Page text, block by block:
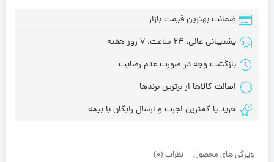
ضمانت بهترین قیمت بازار
پشتیبانی عالی، 24 ساعت، 7 روز هفته
بازگشت وجه در صورت عدم رضایت
اصالت کالاها از برترین برندها
خرید با کمترین اجرت و ارسال رایگان با بیمه
ویژگی های محصول نظرات (0)